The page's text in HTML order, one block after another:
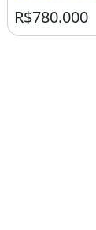
R$780.000